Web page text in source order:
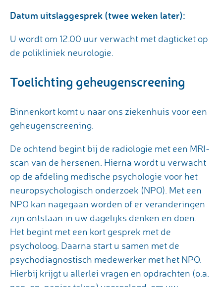
Datum uitslaggesprek (twee weken later):
U wordt om 12.00 uur verwacht met dagticket op
de polikliniek neurologie.
Toelichting geheugenscreening
Binnenkort komt u naar ons ziekenhuis voor een
geheugenscreening.
De ochtend begint bij de radiologie met een MRI-
scan van de hersenen. Hierna wordt u verwacht
op de afdeling medische psychologie voor het
neuropsychologisch onderzoek (NPO). Met een
NPO kan nagegaan worden of er veranderingen
zijn ontstaan in uw dagelijks denken en doen.
Het begint met een kort gesprek met de
psycholoog. Daarna start u samen met de
psychodiagnostisch medewerker met het NPO.
Hierbij krijgt u allerlei vragen en opdrachten (o.a.